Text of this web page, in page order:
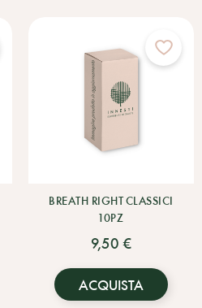
BREATH RIGHT CLASSICI
10PZ
9,50 €
ACQUISTA